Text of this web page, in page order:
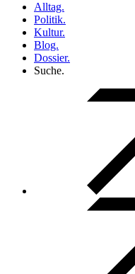
Alltag.
Politik.
Kultur.
Blog.
Dossier.
Suche.